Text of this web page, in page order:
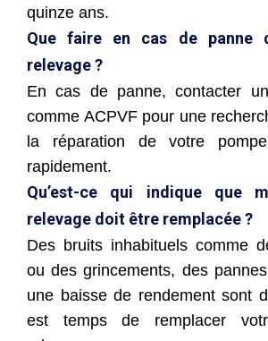
quinze ans.
Que faire en cas de panne
relevage ?
En cas de panne, contacter
comme ACPVF pour une
la réparation de votre
rapidement.
Qu’est-ce qui indique que
relevage doit être remplacée ?
Des bruits inhabituels comme
ou des grincements, des
une baisse de rendement sont
est temps de remplacer